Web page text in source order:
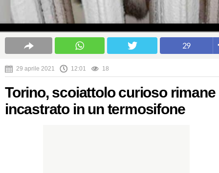
29
29 aprile 2021 12:01 18
Torino, scoiattolo curioso rimane
incastrato in un termosifone